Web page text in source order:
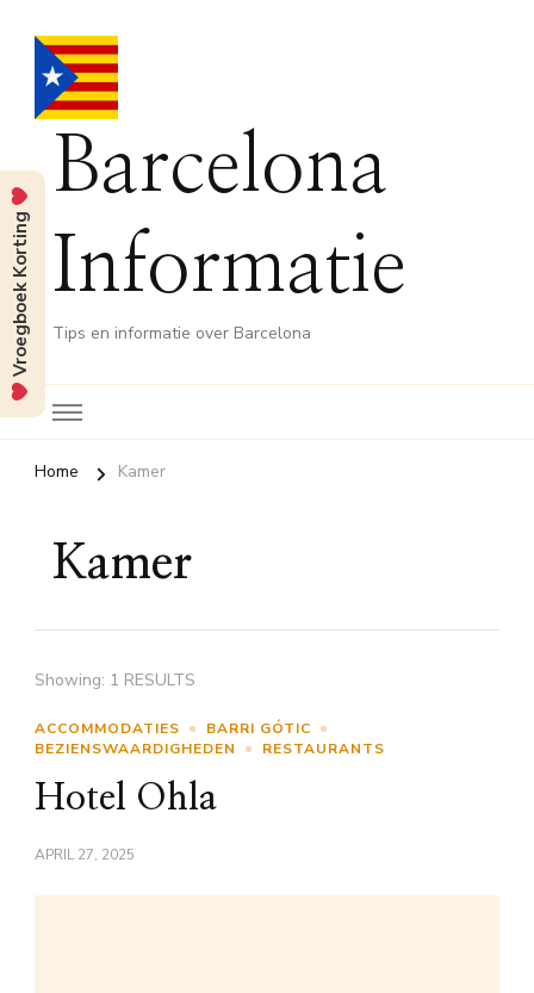
Barcelona
Informatie
Tips en informatie over Barcelona
Home Kamer
Kamer
Showing: 1 RESULTS
ACCOMMODATIES
BARRI GÓTIC
BEZIENSWAARDIGHEDEN
RESTAURANTS
Hotel Ohla
APRIL 27, 2025
Vroegboek Korting